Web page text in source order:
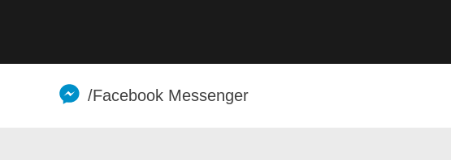
/Facebook Messenger